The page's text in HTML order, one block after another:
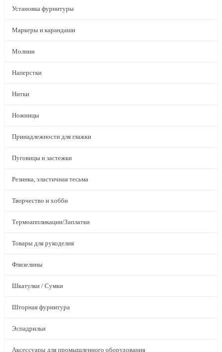
Установка фурнитуры
Маркеры и карандаши
Молнии
Наперстки
Нитки
Ножницы
Принадлежности для глажки
Пуговицы и застежки
Резинка, эластичная тесьма
Творчество и хобби
Термоаппликации/Заплатки
Товары для рукоделия
Флизелины
Шкатулки / Сумки
Шторная фурнитура
Эспадрильи
Аксессуары для промышленного оборудования